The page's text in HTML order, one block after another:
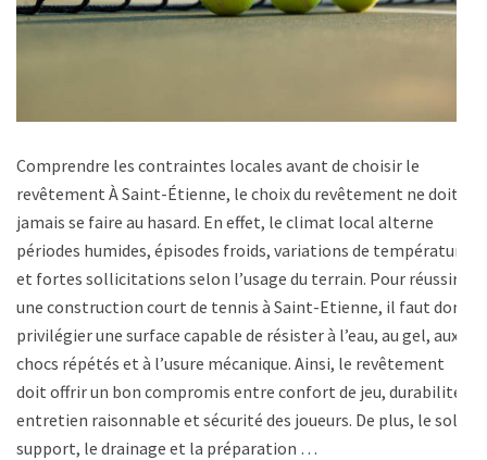
Comprendre les contraintes locales avant de choisir le
revêtement À Saint-Étienne, le choix du revêtement ne doit
jamais se faire au hasard. En effet, le climat local alterne
périodes humides, épisodes froids, variations de température
et fortes sollicitations selon l’usage du terrain. Pour réussir
une construction court de tennis à Saint-Etienne, il faut donc
privilégier une surface capable de résister à l’eau, au gel, aux
chocs répétés et à l’usure mécanique. Ainsi, le revêtement
doit offrir un bon compromis entre confort de jeu, durabilité,
entretien raisonnable et sécurité des joueurs. De plus, le sol
support, le drainage et la préparation …